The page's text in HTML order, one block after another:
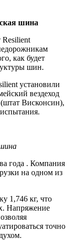
шина
как будет
шин.
установили
вездеход
Висконсин),
года . Компания
на одном из
1,746 кг, что
Напряжение
точно